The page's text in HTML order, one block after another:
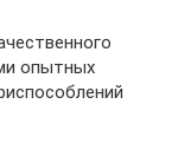
опытных